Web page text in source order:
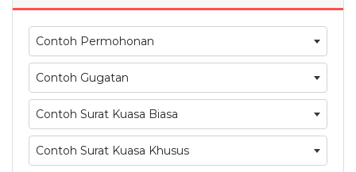
Contoh Permohonan
Contoh Gugatan
Contoh Surat Kuasa Biasa
Contoh Surat Kuasa Khusus